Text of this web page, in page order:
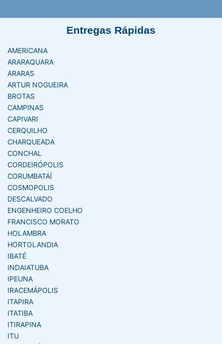
Entregas Rápidas
AMERICANA
ARARAQUARA
ARARAS
ARTUR NOGUEIRA
BROTAS
CAMPINAS
CAPIVARI
CERQUILHO
CHARQUEADA
CONCHAL
CORDEIRÓPOLIS
CORUMBATAÍ
COSMOPOLIS
DESCALVADO
ENGENHEIRO COELHO
FRANCISCO MORATO
HOLAMBRA
HORTOLANDIA
IBATÉ
INDAIATUBA
IPEUNA
IRACEMÁPOLIS
ITAPIRA
ITATIBA
ITIRAPINA
ITU